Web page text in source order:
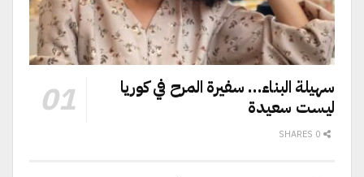
سهيلة البناء… سفيرة المرح في كوريا
ليست سعيدة